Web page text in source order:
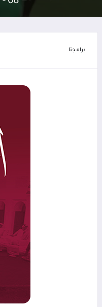
برامجنا